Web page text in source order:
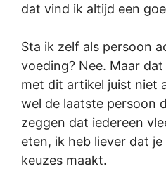
dat vind ik altijd een
Sta ik zelf als persoon
voeding? Nee. Maar
met dit artikel juist niet
wel de laatste persoon
zeggen dat iedereen
eten, ik heb liever dat je
keuzes maakt.